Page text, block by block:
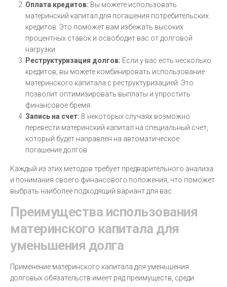
Оплата кредитов: Вы можете использовать
материнский капитал для погашения потребительских
кредитов. Это поможет вам избежать высоких
процентных ставок и освободит вас от долговой
нагрузки.
Реструктуризация долгов: Если у вас есть несколько
кредитов, вы можете комбинировать использование
материнского капитала с реструктуризацией. Это
позволит оптимизировать выплаты и упростить
финансовое бремя.
Запись на счет: В некоторых случаях возможно
перевести материнский капитал на специальный счет,
который будет направлен на автоматическое
погашение долгов.
Каждый из этих методов требует предварительного анализа
и понимания своего финансового положения, что поможет
выбрать наиболее подходящий вариант для вас.
Преимущества использования
материнского капитала для
уменьшения долга
Применение материнского капитала для уменьшения
долговых обязательств имеет ряд преимуществ, среди